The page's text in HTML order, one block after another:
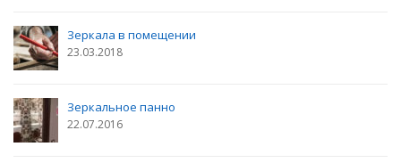
Зеркала в помещении
23.03.2018
Зеркальное панно
22.07.2016